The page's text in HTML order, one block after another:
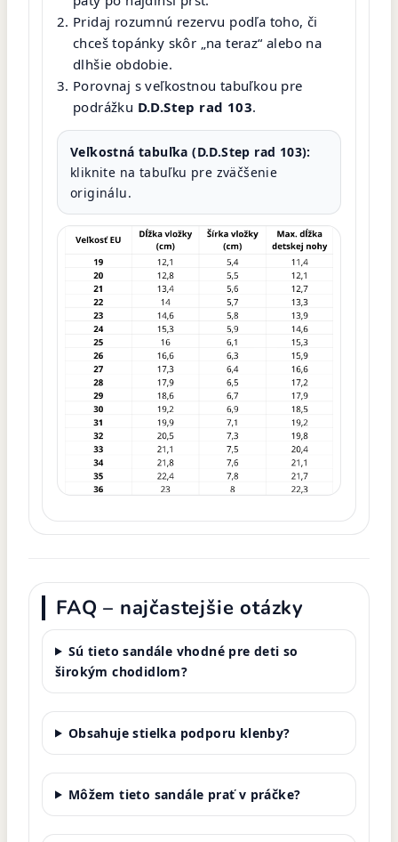
Pridaj rozumnú rezervu podľa toho, či
chceš topánky skôr „na teraz“ alebo na
dlhšie obdobie.
Porovnaj s veľkostnou tabuľkou pre
podrážku D.D.Step rad 103.
Veľkostná tabuľka (D.D.Step rad 103):
kliknite na tabuľku pre zväčšenie
originálu.
FAQ – najčastejšie otázky
Sú tieto sandále vhodné pre deti so
širokým chodidlom?
Obsahuje stielka podporu klenby?
Môžem tieto sandále prať v práčke?